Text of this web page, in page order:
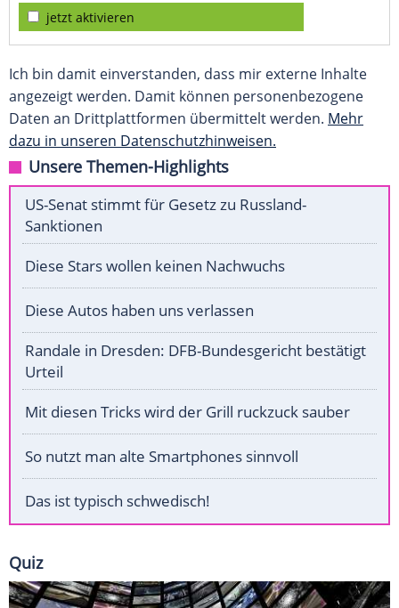
jetzt aktivieren
Ich bin damit einverstanden, dass mir externe Inhalte
angezeigt werden. Damit können personenbezogene
Daten an Drittplattformen übermittelt werden. Mehr
dazu in unseren Datenschutzhinweisen.
Unsere Themen-Highlights
US-Senat stimmt für Gesetz zu Russland-
Sanktionen
Diese Stars wollen keinen Nachwuchs
Diese Autos haben uns verlassen
Randale in Dresden: DFB-Bundesgericht bestätigt
Urteil
Mit diesen Tricks wird der Grill ruckzuck sauber
So nutzt man alte Smartphones sinnvoll
Das ist typisch schwedisch!
Quiz